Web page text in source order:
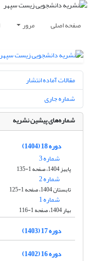
صفحه اصلی مرور
مقالات آماده انتشار
شماره جاری
شماره‌های پیشین نشریه
دوره 18 (1404)
شماره 3
پاییز 1404، صفحه 1-135
شماره 2
تابستان 1404، صفحه 1-125
شماره 1
بهار 1404، صفحه 1-116
دوره 17 (1403)
دوره 16 (1402)